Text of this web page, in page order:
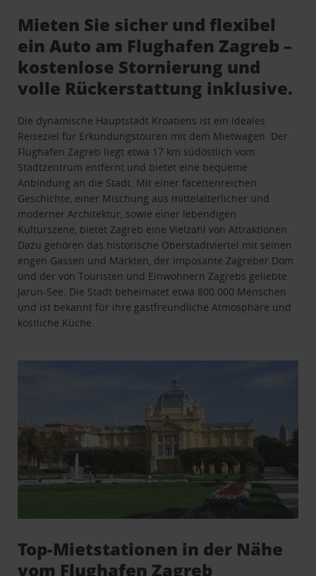
Mieten Sie sicher und flexibel
ein Auto am Flughafen Zagreb –
kostenlose Stornierung und
volle Rückerstattung inklusive.
Die dynamische Hauptstadt Kroatiens ist ein ideales
Reiseziel für Erkundungstouren mit dem Mietwagen. Der
Flughafen Zagreb liegt etwa 17 km südöstlich vom
Stadtzentrum entfernt und bietet eine bequeme
Anbindung an die Stadt. Mit einer facettenreichen
Geschichte, einer Mischung aus mittelalterlicher und
moderner Architektur, sowie einer lebendigen
Kulturszene, bietet Zagreb eine Vielzahl von Attraktionen.
Dazu gehören das historische Oberstadtviertel mit seinen
engen Gassen und Märkten, der imposante Zagreber Dom
und der von Touristen und Einwohnern Zagrebs geliebte
Jarun-See. Die Stadt beheimatet etwa 800.000 Menschen
und ist bekannt für ihre gastfreundliche Atmosphäre und
köstliche Küche.
Top-Mietstationen in der Nähe
vom Flughafen Zagreb